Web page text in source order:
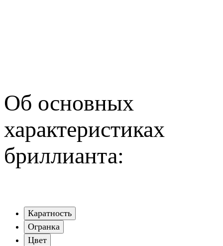
Об основных
характеристиках
бриллианта:
Каратность
Огранка
Цвет